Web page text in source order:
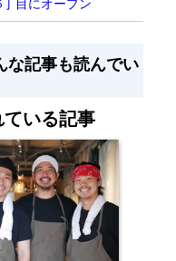
丁目にオープン
な記事も読んでい
いる記事